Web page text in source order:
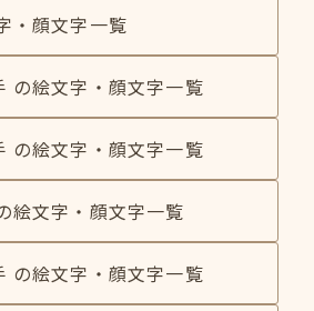
・顔文字一覧
の絵文字・顔文字一覧
の絵文字・顔文字一覧
絵文字・顔文字一覧
の絵文字・顔文字一覧